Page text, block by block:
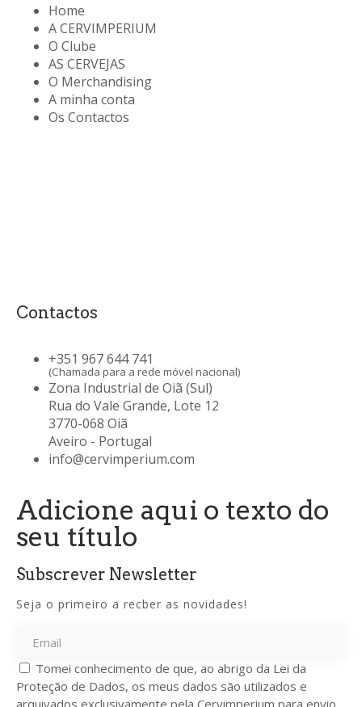
Home
A CERVIMPERIUM
O Clube
AS CERVEJAS
O Merchandising
A minha conta
Os Contactos
Contactos
+351 967 644 741
(Chamada para a rede móvel nacional)
Zona Industrial de Oiã (Sul)
Rua do Vale Grande, Lote 12
3770-068 Oiã
Aveiro - Portugal
info@cervimperium.com
Adicione aqui o texto do
seu título
Subscrever Newsletter
Seja o primeiro a recber as novidades!
Tomei conhecimento de que, ao abrigo da Lei da
Proteção de Dados, os meus dados são utilizados e
arquivados exclusivamente pela Cervimperium para envio